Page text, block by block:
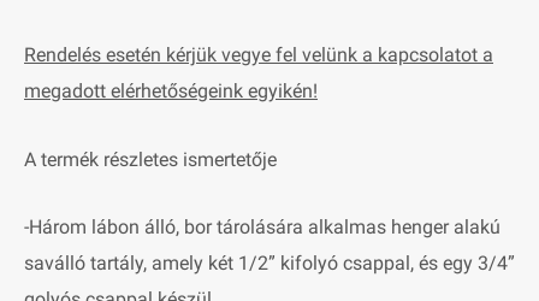
Rendelés esetén kérjük vegye fel velünk a kapcsolatot a
megadott elérhetőségeink egyikén!
A termék részletes ismertetője
-Három lábon álló, bor tárolására alkalmas henger alakú
saválló tartály, amely két 1/2” kifolyó csappal, és egy 3/4”